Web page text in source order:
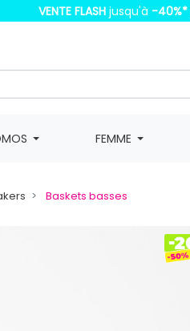
VENTE FLASH jusqu'à -40%*
FEMME
Baskets basses